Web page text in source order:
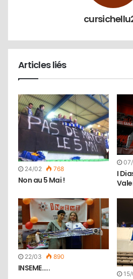
Articles liés
24/02 768
Non au 5 Mai !
I
22/03 890
INSEME…..